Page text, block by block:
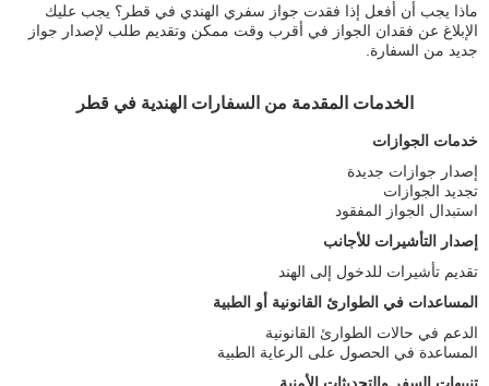
ماذا يجب أن أفعل إذا فقدت جواز سفري الهندي في قطر؟ يجب عليك
الإبلاغ عن فقدان الجواز في أقرب وقت ممكن وتقديم طلب لإصدار جواز
جديد من السفارة.
الخدمات المقدمة من السفارات الهندية في قطر
خدمات الجوازات
إصدار جوازات جديدة
تجديد الجوازات
استبدال الجواز المفقود
إصدار التأشيرات للأجانب
تقديم تأشيرات للدخول إلى الهند
المساعدات في الطوارئ القانونية أو الطبية
الدعم في حالات الطوارئ القانونية
المساعدة في الحصول على الرعاية الطبية
تنبيهات السفر والتحديثات الأمنية